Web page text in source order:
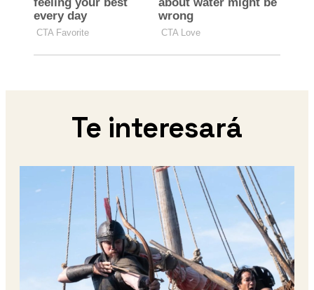
Te interesará